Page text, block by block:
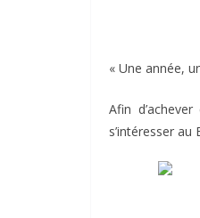
« Une année,
Afin
s’intéresser au